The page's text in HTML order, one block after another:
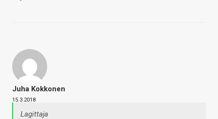
Juha Kokkonen
15.3.2018
Lagittaja